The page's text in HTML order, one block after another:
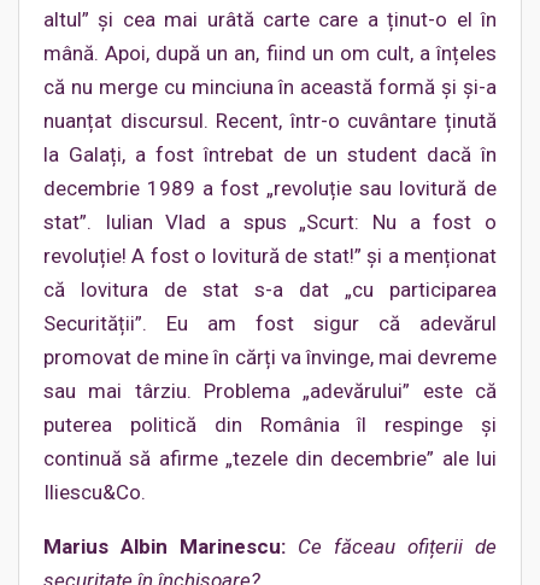
altul” și cea mai urâtă carte care a ținut-o el în
mână. Apoi, după un an, fiind un om cult, a înțeles
că nu merge cu minciuna în această formă și și-a
nuanțat discursul. Recent, într-o cuvântare ținută
la Galați, a fost întrebat de un student dacă în
decembrie 1989 a fost „revoluție sau lovitură de
stat”. Iulian Vlad a spus „Scurt: Nu a fost o
revoluție! A fost o lovitură de stat!” și a menționat
că lovitura de stat s-a dat „cu participarea
Securității”. Eu am fost sigur că adevărul
promovat de mine în cărți va învinge, mai devreme
sau mai târziu. Problema „adevărului” este că
puterea politică din România îl respinge și
continuă să afirme „tezele din decembrie” ale lui
Iliescu&Co.
Marius Albin Marinescu: Ce făceau ofițerii de
securitate în închisoare?